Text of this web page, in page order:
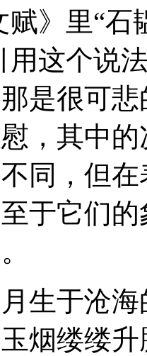
》里“石
用这个说
是很可
，其中
同，但
于它们
生于沧
烟缕缕